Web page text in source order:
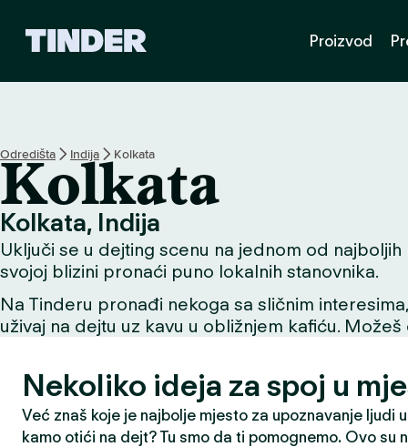
n
a
s
o
v
n
c
a
Proizvod
Odredišta Indija Kolkata
Kolkata
Kolkata, Indija
Uključi se u dejting scenu na jednom od
svojoj blizini pronaći puno lokalnih stanovnika.
Na Tinderu pronađi nekoga sa sličnim
uživaj na dejtu uz kavu u obližnjem kafiću.
Nekoliko ideja za spoj u
Već znaš koje je najbolje mjesto za upoznavanje ljudi
kamo otići na dejt? Tu smo da ti pomognemo. Ovo su